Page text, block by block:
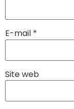
E-mail *
Site web